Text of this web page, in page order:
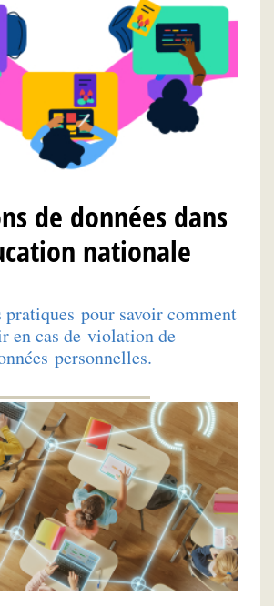
de données dans
nationale
pratiques pour savoir comment
en cas de violation de
personnelles.